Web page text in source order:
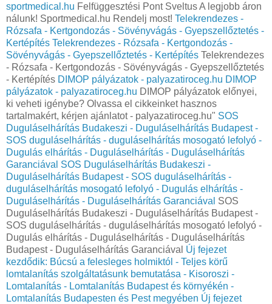
sportmedical.hu Felfüggesztési Pont Sveltus A legjobb áron
nálunk! Sportmedical.hu Rendelj most! Telekrendezes -
Rózsafa - Kertgondozás - Sövényvágás - Gyepszellőztetés -
Kertépítés Telekrendezes - Rózsafa - Kertgondozás -
Sövényvágás - Gyepszellőztetés - Kertépítés Telekrendezes
- Rózsafa - Kertgondozás - Sövényvágás - Gyepszellőztetés
- Kertépítés DIMOP pályázatok - palyazatiroceg.hu DIMOP
pályázatok - palyazatiroceg.hu DIMOP pályázatok előnyei,
ki veheti igénybe? Olvassa el cikkeinket hasznos
tartalmakért, kérjen ajánlatot - palyazatiroceg.hu" SOS
Duguláselhárítás Budakeszi - Duguláselhárítás Budapest -
SOS duguláselhárítás - duguláselhárítás mosogató lefolyó -
Dugulás elhárítás - Duguláselhárítás - Duguláselhárítás
Garanciával SOS Duguláselhárítás Budakeszi -
Duguláselhárítás Budapest - SOS duguláselhárítás -
duguláselhárítás mosogató lefolyó - Dugulás elhárítás -
Duguláselhárítás - Duguláselhárítás Garanciával SOS
Duguláselhárítás Budakeszi - Duguláselhárítás Budapest -
SOS duguláselhárítás - duguláselhárítás mosogató lefolyó -
Dugulás elhárítás - Duguláselhárítás - Duguláselhárítás
Budapest - Duguláselhárítás Garanciával Új fejezet
kezdődik: Búcsú a felesleges holmiktól - Teljes körű
lomtalanítás szolgáltatásunk bemutatása - Kisoroszi -
Lomtalanítás - Lomtalanítás Budapest és környékén -
Lomtalanítás Budapesten és Pest megyében Új fejezet